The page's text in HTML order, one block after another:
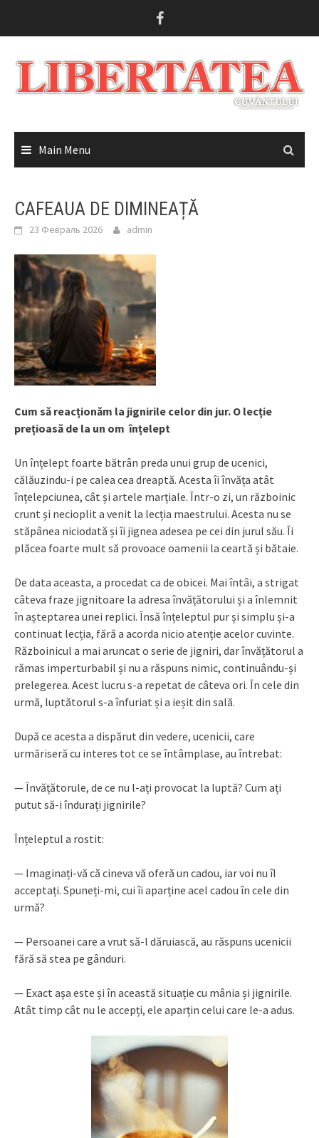
Main Menu
CAFEAUA DE DIMINEAȚĂ
23 Февраль 2026 admin
Cum să reacționăm la jignirile celor din jur. O lecție
prețioasă de la un om înțelept
Un înțelept foarte bătrân preda unui grup de ucenici,
călăuzindu-i pe calea cea dreaptă. Acesta îi învăța atât
înțelepciunea, cât și artele marțiale. Într-o zi, un războinic
crunt și necioplit a venit la lecția maestrului. Acesta nu se
stăpânea niciodată și îi jignea adesea pe cei din jurul său. Îi
plăcea foarte mult să provoace oamenii la ceartă și bătaie.
De data aceasta, a procedat ca de obicei. Mai întâi, a strigat
câteva fraze jignitoare la adresa învățătorului și a înlemnit
în așteptarea unei replici. Însă înțeleptul pur și simplu și-a
continuat lecția, fără a acorda nicio atenție acelor cuvinte.
Războinicul a mai aruncat o serie de jigniri, dar învățătorul a
rămas imperturbabil și nu a răspuns nimic, continuându-și
prelegerea. Acest lucru s-a repetat de câteva ori. În cele din
urmă, luptătorul s-a înfuriat și a ieșit din sală.
După ce acesta a dispărut din vedere, ucenicii, care
urmăriseră cu interes tot ce se întâmplase, au întrebat:
— Învățătorule, de ce nu l-ați provocat la luptă? Cum ați
putut să-i îndurați jignirile?
Înțeleptul a rostit:
— Imaginați-vă că cineva vă oferă un cadou, iar voi nu îl
acceptați. Spuneți-mi, cui îi aparține acel cadou în cele din
urmă?
— Persoanei care a vrut să-l dăruiască, au răspuns ucenicii
fără să stea pe gânduri.
— Exact așa este și în această situație cu mânia și jignirile.
Atât timp cât nu le accepți, ele aparțin celui care le-a adus.